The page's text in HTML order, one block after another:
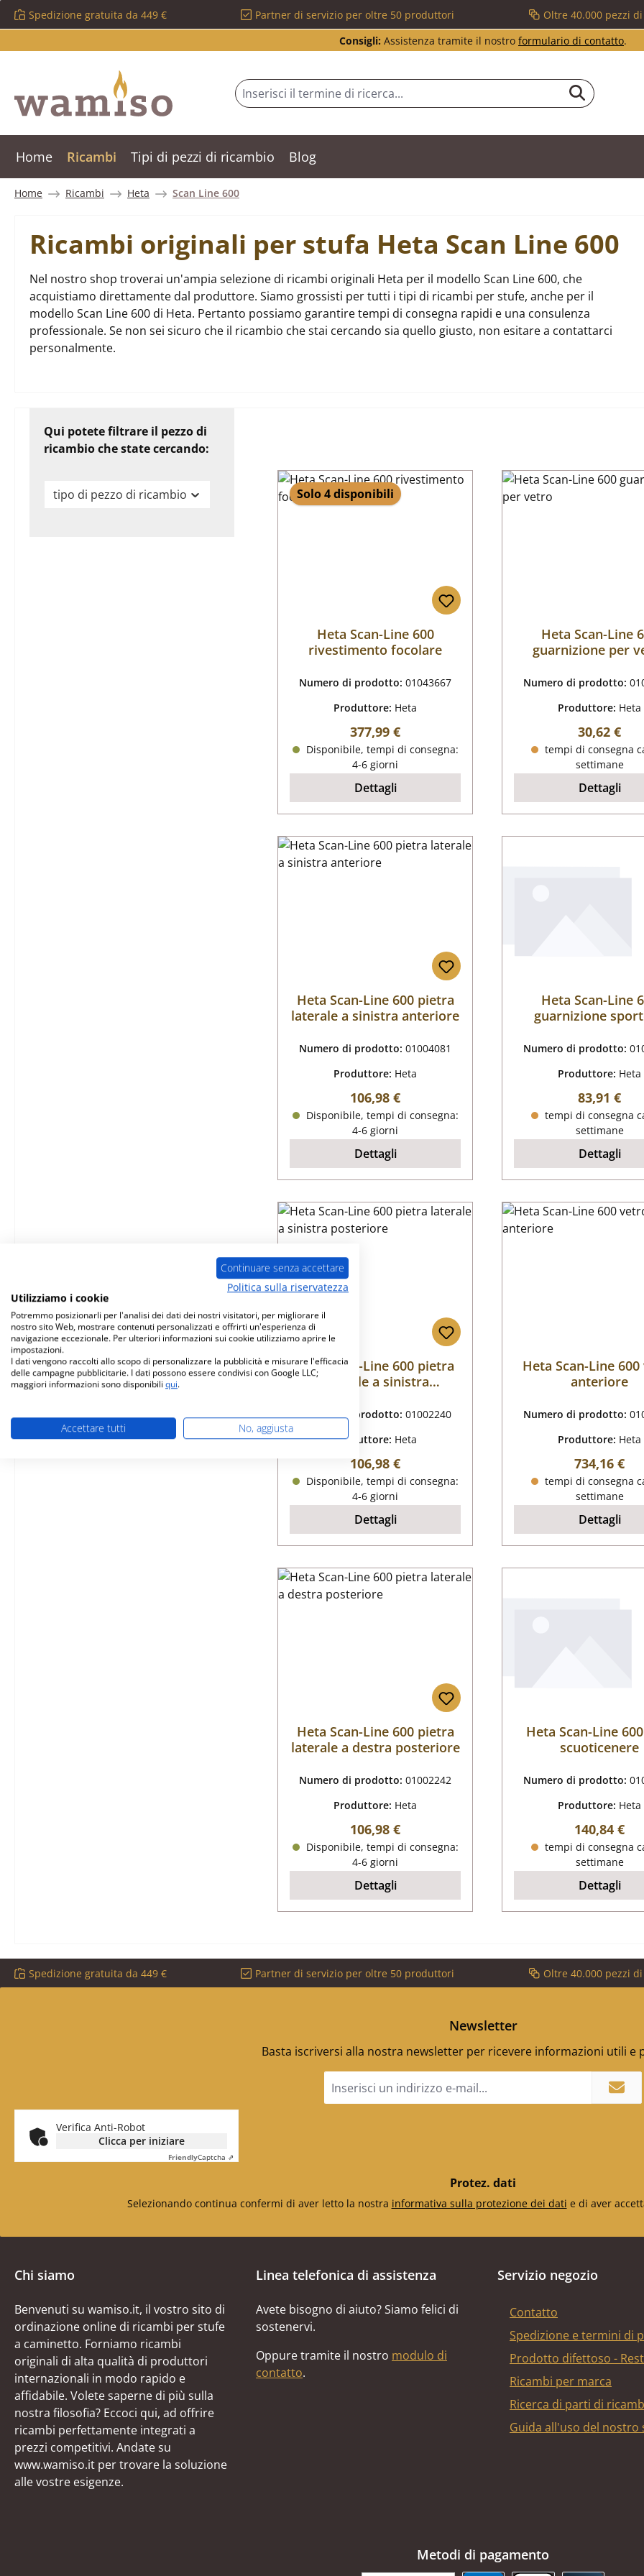
al contenuto principale
Salta alla ricerca
Passa alla navigazione principale
Spedizione gratuita da 449 € Partner di servizio per oltre 50 produttori Oltre 40.000 pezzi
Consigli: Assistenza tramite il nostro formulario di contatto.
Home Ricambi Tipi di pezzi di ricambio Blog
Home Ricambi Heta Scan Line 600
Ricambi originali per stufa Heta Scan Line 600
Nel nostro shop troverai un'ampia selezione di ricambi originali Heta per il modello Scan Line 600, che
acquistiamo direttamente dal produttore. Siamo grossisti per tutti i tipi di ricambi per stufe, anche per il
modello Scan Line 600 di Heta. Pertanto possiamo garantire tempi di consegna rapidi e una consulenza
professionale. Se non sei sicuro che il ricambio che stai cercando sia quello giusto, non esitare a contattarci
personalmente.
Qui potete filtrare il pezzo di
ricambio che state cercando:
tipo di pezzo di ricambio Solo 4 disponibili
Heta Scan-Line 600
rivestimento focolare
Numero di prodotto:01043667
Produttore: Heta
Prezzo normale:
377,99 €
Disponibile, tempi di consegna:
4-6 giorni
Dettagli
Heta Scan-Line
guarnizione per
Numero di prodotto:
Produttore: Heta
Prezzo
30,62 €
tempi di consegna
settimane
Dettagli
Heta Scan-Line 600 pietra
laterale a sinistra anteriore
Numero di prodotto:01004081
Produttore: Heta
Prezzo normale:
106,98 €
Disponibile, tempi di consegna:
4-6 giorni
Dettagli
Heta Scan-Line
guarnizione
Numero di prodotto:
Produttore: Heta
Prezzo
83,91 €
tempi di consegna
settimane
Dettagli
Heta Scan-Line 600 pietra
laterale a sinistra
Numero di prodotto:01002240
Produttore: Heta
Prezzo normale:
106,98 €
Disponibile, tempi di consegna:
4-6 giorni
Dettagli
Heta Scan-Line
anteriore
Numero di prodotto:
Produttore: Heta
Prezzo
734,16 €
tempi di consegna
settimane
Dettagli
Heta Scan-Line 600 pietra
laterale a destra posteriore
Numero di prodotto:01002242
Produttore: Heta
Prezzo normale:
106,98 €
Disponibile, tempi di consegna:
4-6 giorni
Dettagli
Heta Scan-Line
scuoticenere
Numero di prodotto:
Produttore: Heta
Prezzo
140,84 €
tempi di consegna
settimane
Dettagli
Spedizione gratuita da 449 € Partner di servizio per oltre 50 produttori Oltre 40.000 pezzi
Newsletter
Basta iscriversi alla nostra newsletter per ricevere informazioni utili e
e-
Verifica Anti-Robot
Clicca per iniziare
FriendlyCaptcha ⇗
Protez. dati
Selezionando continua confermi di aver letto la nostra informativa sulla protezione dei dati e di aver
Chi siamo
Benvenuti su wamiso.it, il vostro sito di
ordinazione online di ricambi per stufe
a caminetto. Forniamo ricambi
originali di alta qualità di produttori
internazionali in modo rapido e
affidabile. Volete saperne di più sulla
nostra filosofia? Eccoci qui, ad offrire
ricambi perfettamente integrati a
prezzi competitivi. Andate su
www.wamiso.it per trovare la soluzione
alle vostre esigenze.
Linea telefonica di assistenza
Avete bisogno di aiuto? Siamo felici di
sostenervi.
Oppure tramite il nostro modulo di
contatto.
Servizio negozio
Contatto
Spedizione e termini di
Prodotto difettoso -
Ricambi per marca
Ricerca di parti di
Guida all'uso del nostro
Metodi di pagamento
Continuare senza accettare
Politica sulla riservatezza
Utilizziamo i cookie
Potremmo posizionarli per l'analisi dei dati dei nostri visitatori, per migliorare il
nostro sito Web, mostrare contenuti personalizzati e offrirti un'esperienza di
navigazione eccezionale. Per ulteriori informazioni sui cookie utilizziamo aprire le
impostazioni.
I dati vengono raccolti allo scopo di personalizzare la pubblicità e misurare l'efficacia
delle campagne pubblicitarie. I dati possono essere condivisi con Google LLC;
maggiori informazioni sono disponibili qui.
Accettare tutti No, aggiusta